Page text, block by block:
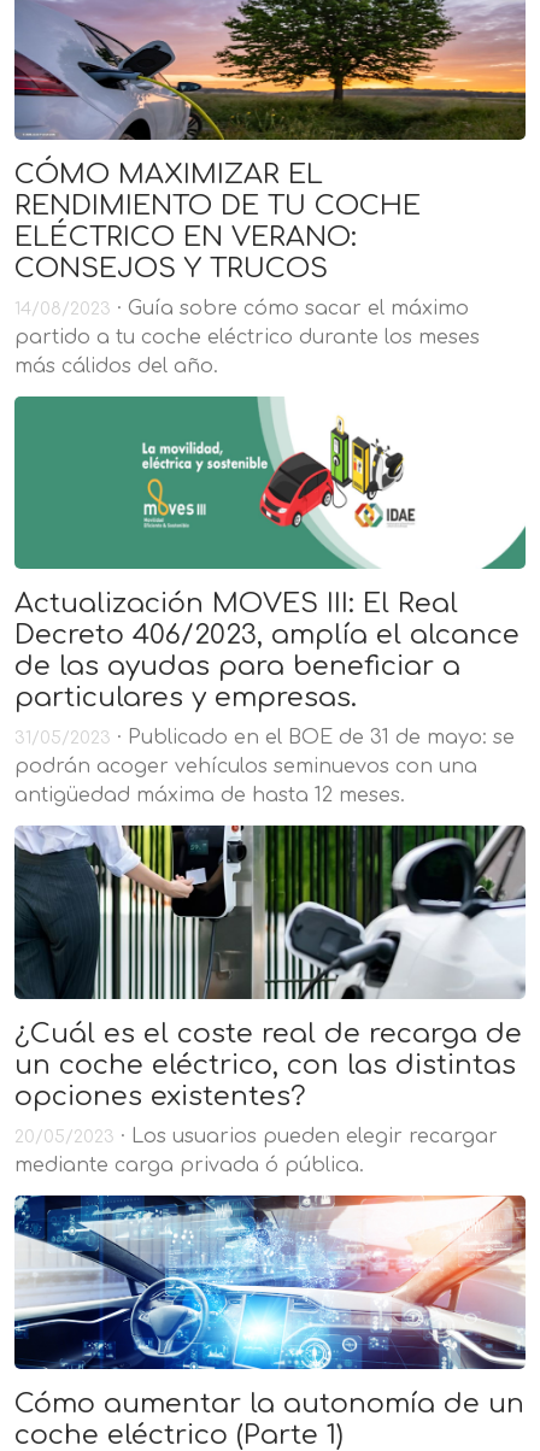
CÓMO MAXIMIZAR EL
RENDIMIENTO DE TU COCHE
ELÉCTRICO EN VERANO:
CONSEJOS Y TRUCOS
14/08/2023 · Guía sobre cómo sacar el máximo
partido a tu coche eléctrico durante los meses
más cálidos del año.
Actualización MOVES III: El Real
Decreto 406/2023, amplía el alcance
de las ayudas para beneficiar a
particulares y empresas.
31/05/2023 · Publicado en el BOE de 31 de mayo: se
podrán acoger vehículos seminuevos con una
antigüedad máxima de hasta 12 meses.
¿Cuál es el coste real de recarga de
un coche eléctrico, con las distintas
opciones existentes?
20/05/2023 · Los usuarios pueden elegir recargar
mediante carga privada ó pública.
Cómo aumentar la autonomía de un
coche eléctrico (Parte 1)